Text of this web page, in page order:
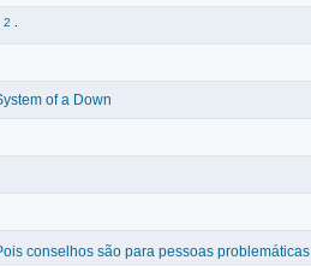
2
of a Down
conselhos são para pessoas problemáticas